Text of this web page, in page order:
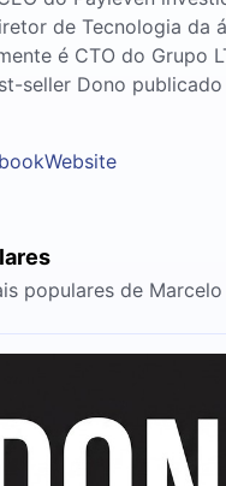
de Tecnologia da
é CTO do Grupo
seller Dono
Website
populares de